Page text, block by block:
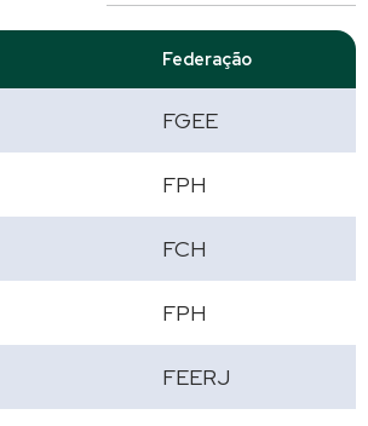
Federação
FGEE
FPH
FCH
FPH
FEERJ